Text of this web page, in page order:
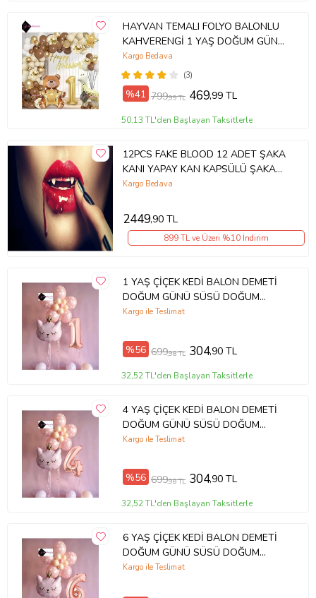
HAYVAN TEMALI FOLYO BALONLU
KAHVERENGİ 1 YAŞ DOĞUM GÜNÜ
PARTİ SETİ BALON SETİ
(3)
Kargo Bedava
%41 799,99 TL 469,99 TL
50,13 TL'den Başlayan Taksitlerle
12PCS FAKE BLOOD 12 ADET ŞAKA
KANI YAPAY KAN KAPSÜLÜ ŞAKA
KAN KAPSÜLÜ ŞAKA ÜRÜNLERİ
Kargo Bedava
2449,90 TL
899 TL ve Üzeri %10 İndirim
1 YAŞ ÇİÇEK KEDİ BALON DEMETİ
DOĞUM GÜNÜ SÜSÜ DOĞUM
GÜNÜ PARTİ SETİ
Kargo ile Teslimat
%56 699,98 TL 304,90 TL
32,52 TL'den Başlayan Taksitlerle
4 YAŞ ÇİÇEK KEDİ BALON DEMETİ
DOĞUM GÜNÜ SÜSÜ DOĞUM
GÜNÜ PARTİ SETİ
Kargo ile Teslimat
%56 699,98 TL 304,90 TL
32,52 TL'den Başlayan Taksitlerle
6 YAŞ ÇİÇEK KEDİ BALON DEMETİ
DOĞUM GÜNÜ SÜSÜ DOĞUM
GÜNÜ PARTİ SETİ
Kargo ile Teslimat